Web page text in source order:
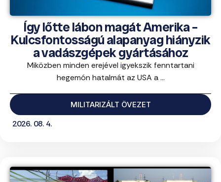
Így lőtte lábon magát Amerika –
Kulcsfontosságú alapanyag hiányzik
a vadászgépek gyártásához
Miközben minden erejével igyekszik fenntartani
hegemón hatalmát az USA a ...
MILITARIZÁLT ÖVEZET
2026. 08. 4.